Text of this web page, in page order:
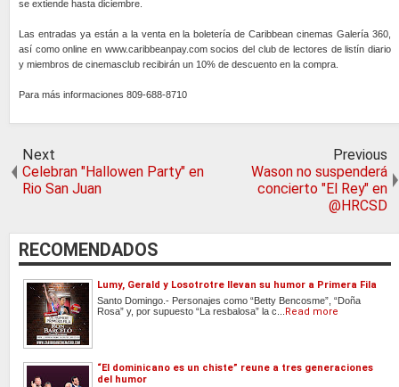
se extiende hasta diciembre.
Las entradas ya están a la venta en la boletería de Caribbean cinemas Galería 360,
así como online en www.caribbeanpay.com socios del club de lectores de listín diario
y miembros de cinemasclub recibirán un 10% de descuento en la compra.
Para más informaciones 809-688-8710
Next
Celebran "Hallowen Party" en
Rio San Juan
Previous
Wason no suspenderá
concierto "El Rey" en
@HRCSD
RECOMENDADOS
Lumy, Gerald y Losotrotre llevan su humor a Primera Fila
Santo Domingo.- Personajes como “Betty Bencosme”, “Doña
Rosa” y, por supuesto “La resbalosa” la c...
Read more
“El dominicano es un chiste” reune a tres generaciones
del humor